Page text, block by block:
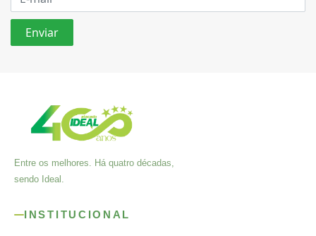
Entre os melhores. Há quatro décadas,
sendo Ideal.
INSTITUCIONAL